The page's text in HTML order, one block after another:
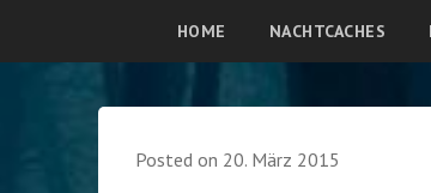
HOME NACHTCACHES
Posted on 20. März 2015